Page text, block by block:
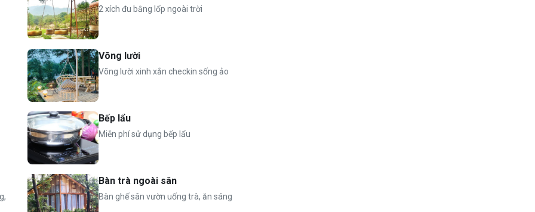
khép kín (gồm nóng lạnh đầy đủ, đèn sưởi,gương, đèn
đánh răng, dầu gội, sữa tắm, móc khăn,…)
có 2 điều hoà,1 WC khép kín đầy đủ tiện nghi
ghế gỗ lớn và có mái che, dụng cụ bếp đầy đủ (bát
cơ bản: mắm, muối, mì chính, dầu ăn để ướp nướng,…)
2 xích đu bằng lốp ngoài trời
Võng lười
Võng lười xinh xắn checkin sống ảo
Bếp lẩu
Miễn phí sử dụng bếp lẩu
Bàn trà ngoài sân
Bàn ghế sân vườn uống trà, ăn sáng